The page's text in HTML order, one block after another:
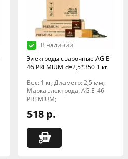
В наличии
Электроды сварочные AG E-
46 PREMIUM d=2,5*350 1 кг
Вес: 1 кг; Диаметр: 2,5 мм;
Марка электрода: AG E-46
PREMIUM;
518 р.